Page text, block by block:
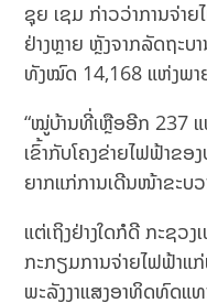
ຊຸຍ ເຊມ ກ່າວວ່າການຈ່າ
ຢ່າງຫຼາຍ ຫຼັງຈາກລັດຖະບ
ທັງໝົດ 14,168 ແຫ່ງພາ
“ໝູ່ບ້ານທີ່ເຫຼືອອີກ 237
ເຂົ້າກັບໂຄງຂ່າຍໄຟຟ້າຂ
ຍາກແກ່ການເດີນໜ້າຂະບ
ແຕ່ເຖິງຢ່າງໃດກໍດີ ກະຊວ
ກະກຽມການຈ່າຍໄຟຟ້າແ
ພະລັງງາແສງອາທິດທົດແ